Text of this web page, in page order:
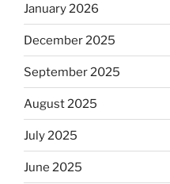
January 2026
December 2025
September 2025
August 2025
July 2025
June 2025